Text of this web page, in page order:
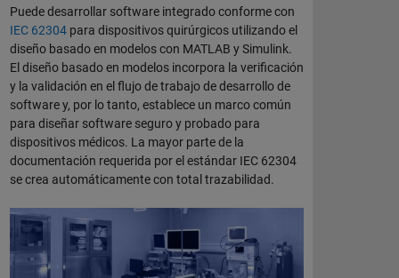
Puede desarrollar software integrado conforme con
IEC 62304para dispositivos quirúrgicos utilizando el
diseño basado en modelos con MATLAB y Simulink.
El diseño basado en modelos incorpora la verificación
y la validación en el flujo de trabajo de desarrollo de
software y, por lo tanto, establece un marco común
para diseñar software seguro y probado para
dispositivos médicos. La mayor parte de la
documentación requerida por el estándar IEC 62304
se crea automáticamente con total trazabilidad.